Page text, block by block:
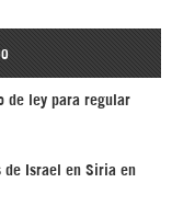
de ley para regular
de Israel en Siria en